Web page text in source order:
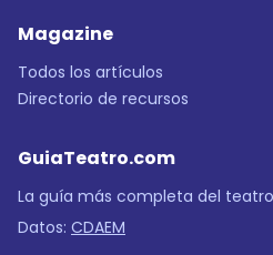
Magazine
Todos los artículos
Directorio de recursos
GuiaTeatro.com
La guía más completa del teatro
Datos: CDAEM